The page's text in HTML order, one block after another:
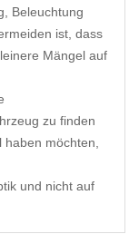
Beleuchtung
ist, dass
Mängel auf
zu finden
möchten,
und nicht auf